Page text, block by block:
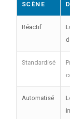
SCÈNE
Réactif
Standardisé
Automatisé